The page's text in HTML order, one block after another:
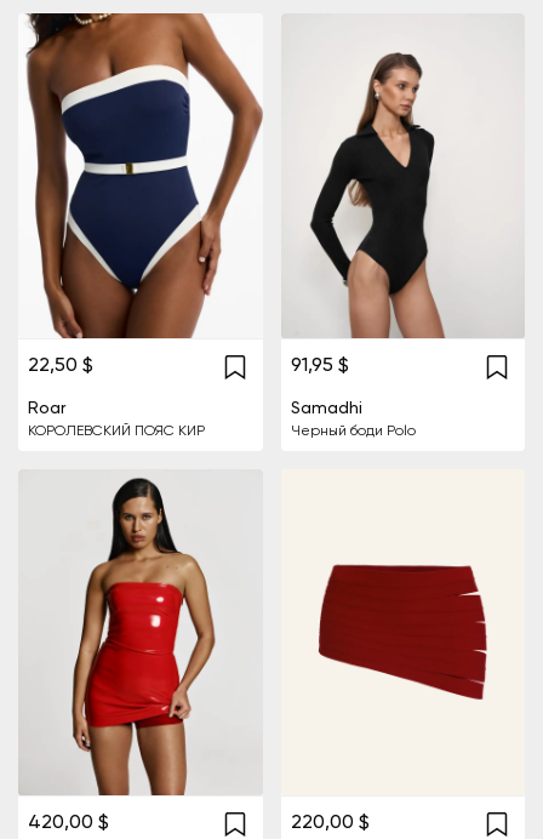
22,50 $
Roar
КОРОЛЕВСКИЙ ПОЯС КИР
91,95 $
Samadhi
Черный боди Polo
420,00 $ 220,00 $